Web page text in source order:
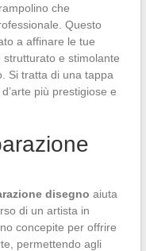
che
Questo
a affinare le tue
e stimolante
Si tratta di una tappa
più prestigiose e
disegno aiuta
di un artista in
concepite per offrire
permettendo agli